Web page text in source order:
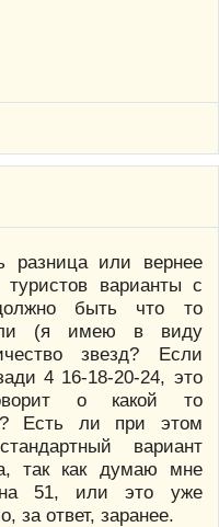
разница или вернее
варианты с
быть что то
(я имею в виду
звезд? Если
4 16-18-20-24, это
о какой то
Есть ли при этом
вариант
так как думаю мне
на 51, или это уже
за ответ, заранее.